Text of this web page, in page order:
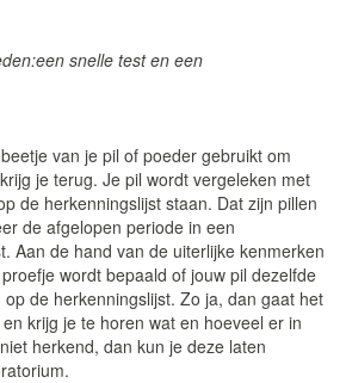
snelle test en een
van je pil of poeder gebruikt om
je terug. Je pil wordt vergeleken met
de herkenningslijst staan. Dat zijn pillen
de afgelopen periode in een
Aan de hand van de uiterlijke kenmerken
wordt bepaald of jouw pil dezelfde
de herkenningslijst. Zo ja, dan gaat het
krijg je te horen wat en hoeveel er in
herkend, dan kun je deze laten